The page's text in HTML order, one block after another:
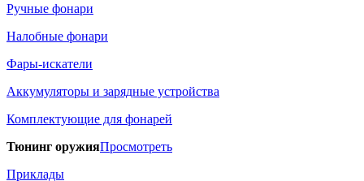
Ручные фонари
Налобные фонари
Фары-искатели
Аккумуляторы и зарядные устройства
Комплектующие для фонарей
Тюнинг оружияПросмотреть
Приклады